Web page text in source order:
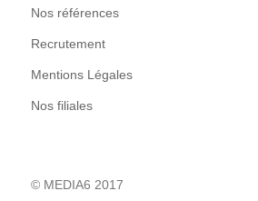
Nos références
Recrutement
Mentions Légales
Nos filiales
© MEDIA6 2017